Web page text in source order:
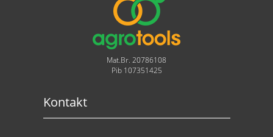
Mat.Br. 20786108
Pib 107351425
Kontakt